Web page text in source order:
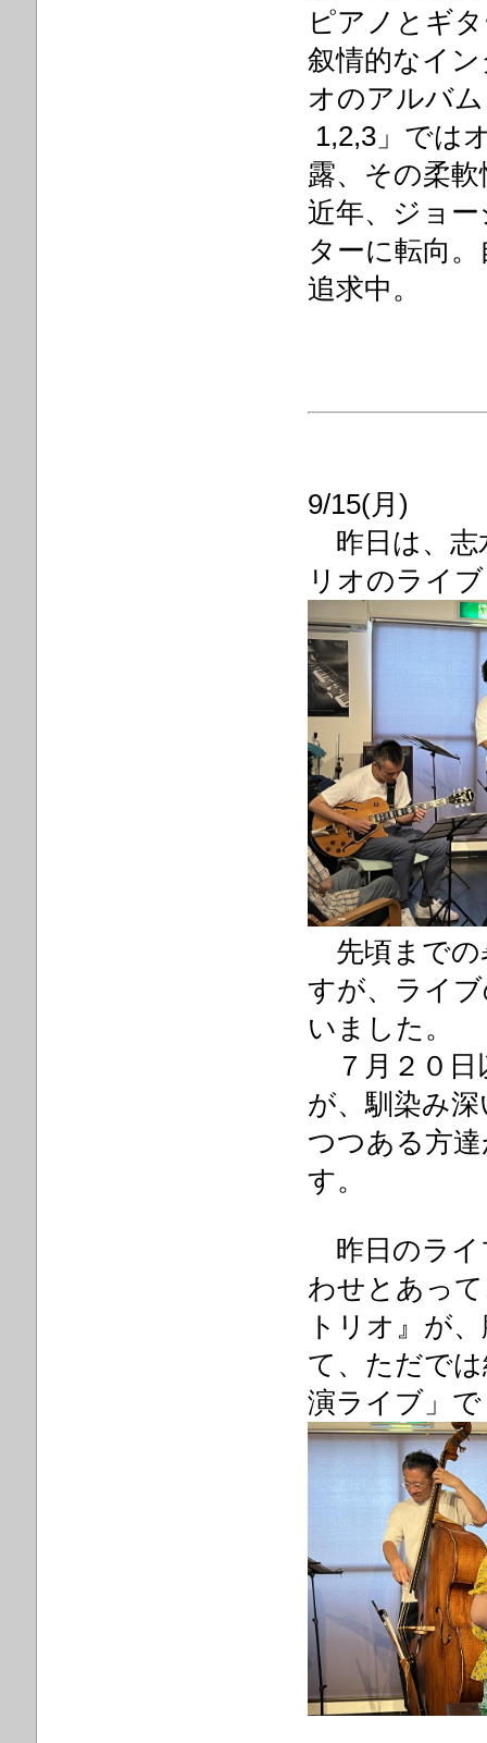
ピアノとギ
叙情的なイ
オのアルバ
1,2,3」では
露、その柔
近年、ジョ
ターに転向
追求中。
9/15(月)
昨日は、志
リオのライ
先頃までの
すが、ライ
いました。
７月２０日
が、馴染み
つつある方
す。
昨日のライ
わせとあっ
トリオ』が
て、ただで
演ライブ」